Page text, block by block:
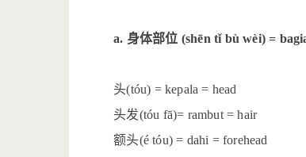
a. 身体部位 (shēn tǐ bù wèi) =
头(tóu) = kepala = head
头发(tóu fā)= rambut = hair
额头(é tóu) = dahi = forehead